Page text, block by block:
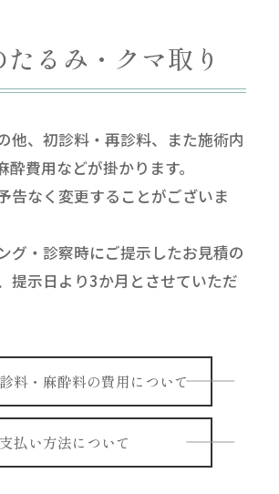
たるみ・クマ取り
他、初診料・再診料、また施術内
酔費用などが掛かります。
告なく変更することがございま
グ・診察時にご提示したお見積の
提示日より3か月とさせていただ
料・麻酔料の費用について
払い方法について